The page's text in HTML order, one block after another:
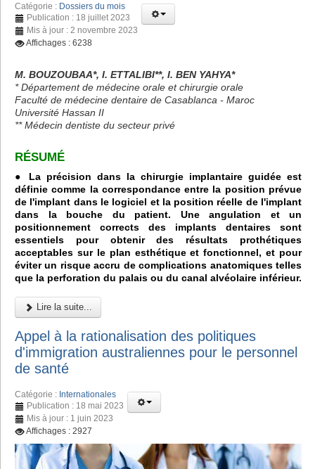
Catégorie : Dossiers du mois
Publication : 18 juillet 2023
Mis à jour : 2 novembre 2023
Affichages : 6238
M. BOUZOUBAA*, I. ETTALIBI**, I. BEN YAHYA*
* Département de médecine orale et chirurgie orale
Faculté de médecine dentaire de Casablanca - Maroc
Université Hassan II
** Médecin dentiste du secteur privé
RÉSUMÉ
● La précision dans la chirurgie implantaire guidée est
définie comme la correspondance entre la position prévue
de l'implant dans le logiciel et la position réelle de l'implant
dans la bouche du patient. Une angulation et un
positionnement corrects des implants dentaires sont
essentiels pour obtenir des résultats prothétiques
acceptables sur le plan esthétique et fonctionnel, et pour
éviter un risque accru de complications anatomiques telles
que la perforation du palais ou du canal alvéolaire inférieur.
Lire la suite...
Appel à la rationalisation des politiques
d'immigration australiennes pour le personnel
de santé
Catégorie : Internationales
Publication : 18 mai 2023
Mis à jour : 1 juin 2023
Affichages : 2927